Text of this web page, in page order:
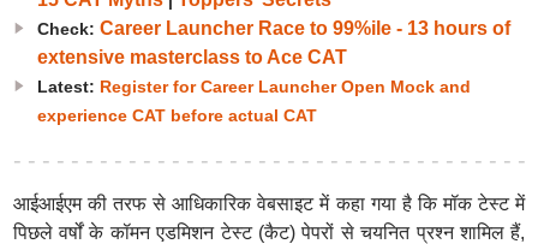
Check: Career Launcher Race to 99%ile - 13 hours of
extensive masterclass to Ace CAT
Latest: Register for Career Launcher Open Mock and
experience CAT before actual CAT
आईआईएम की तरफ से आधिकारिक वेबसाइट में कहा गया है कि मॉक टेस्ट में
पिछले वर्षों के कॉमन एडमिशन टेस्ट (कैट) पेपरों से चयनित प्रश्न शामिल हैं,